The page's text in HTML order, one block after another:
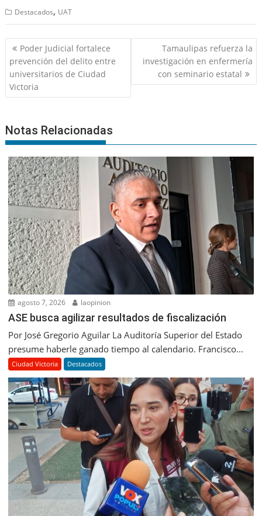
Destacados, UAT
Navegación
de
entradas
Poder Judicial fortalece
prevención del delito entre
universitarios de Ciudad
Victoria
Tamaulipas refuerza la
investigación en enfermería
con seminario estatal
Notas Relacionadas
agosto 7, 2026 laopinion
ASE busca agilizar resultados de fiscalización
Por José Gregorio Aguilar La Auditoría Superior del Estado
presume haberle ganado tiempo al calendario. Francisco...
Ciudad Victoria Destacados